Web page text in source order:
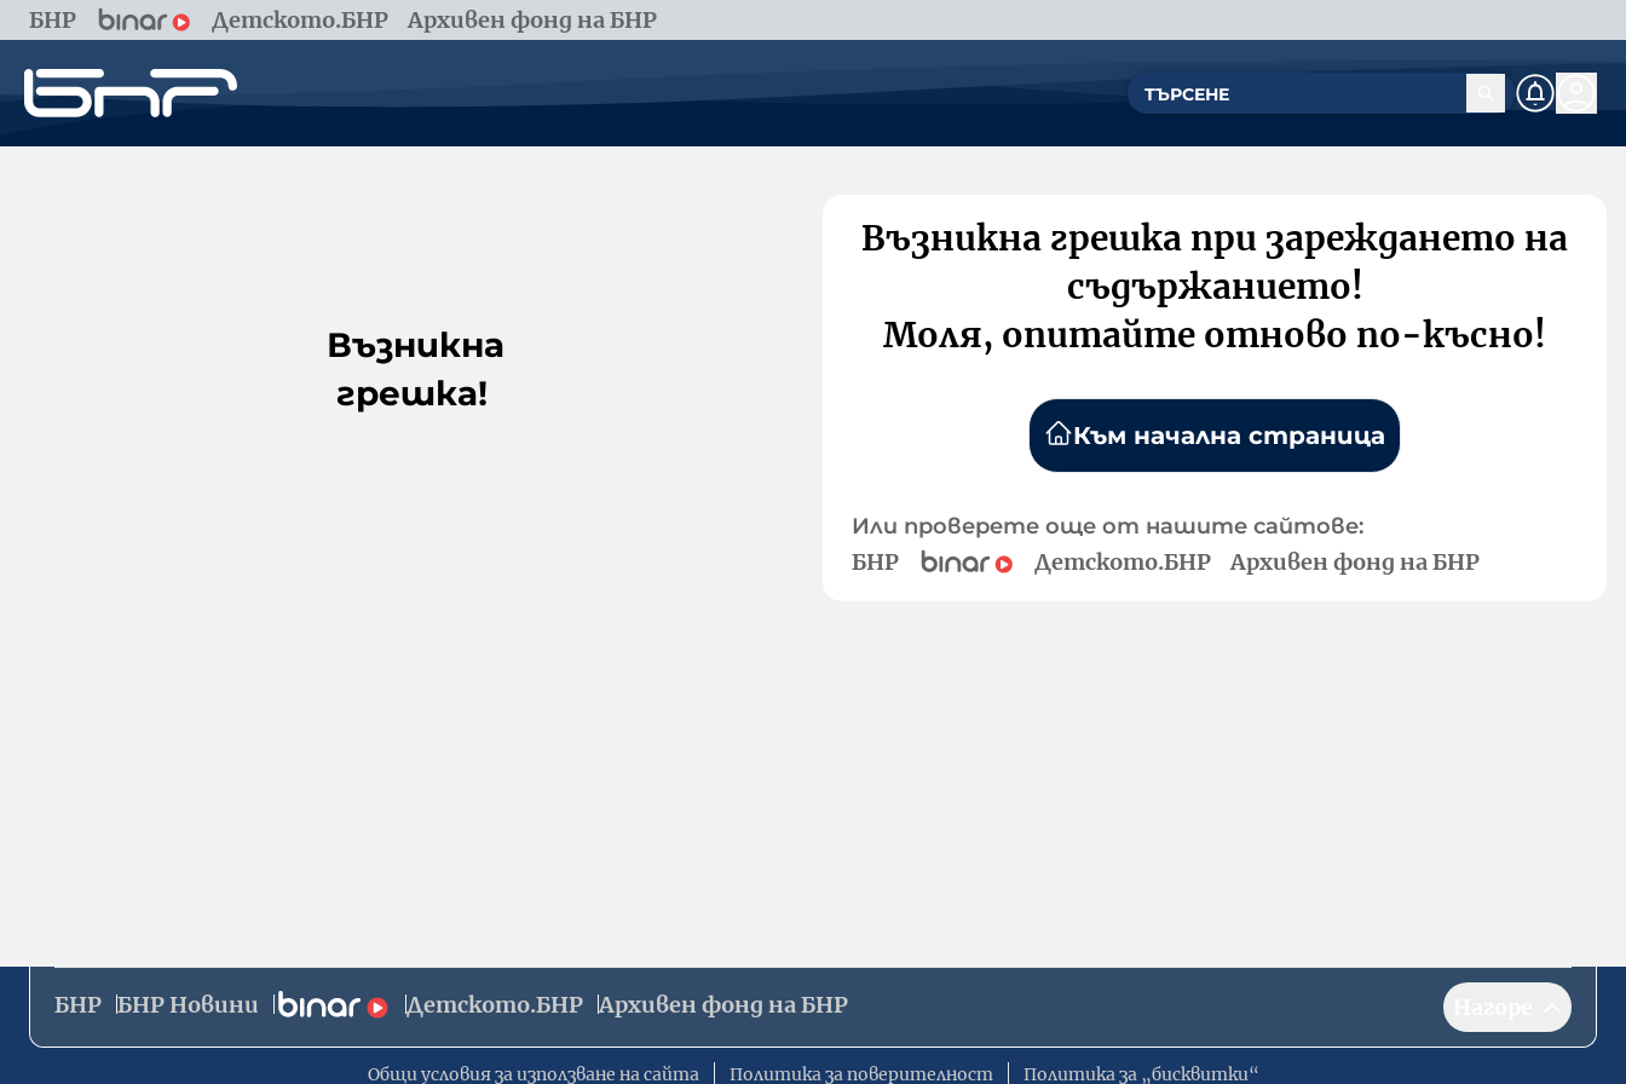
БНР Детското.БНР Архивен фонд на БНР
Възникна
грешка!
Възникна грешка при зареждането на
съдържанието!
Моля, опитайте отново по-късно!
Към начална страница
Или проверете още от нашите сайтове:
БНР Детското.БНР Архивен фонд на БНР
БНР БНР Новини Детското.БНР Архивен фонд на БНР
Общи условия за използване на сайта Политика за поверителност Политика за „бисквитки“